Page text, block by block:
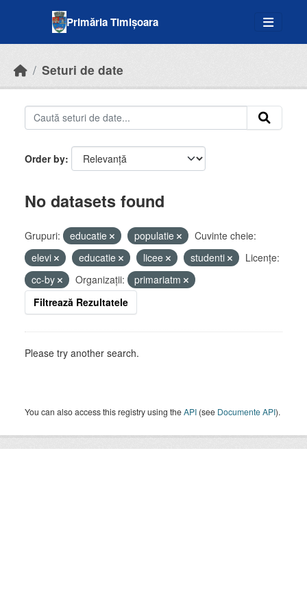
Primăria Timișoara
Seturi de date
Order by
No datasets found
Grupuri: educatie populatie
Cuvinte cheie:
elevi
educatie licee studenti
Licenţe:
cc-by
Organizații:
primariatm
Filtrează Rezultatele
Please try another search.
You can also access this registry using theAPI (see Documente API).